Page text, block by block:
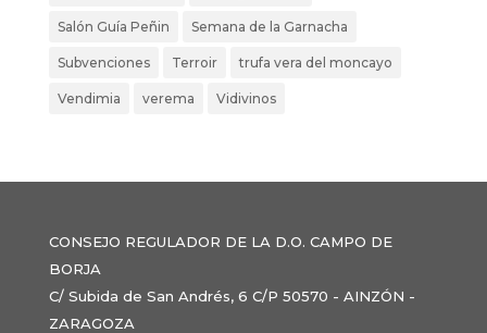
Salón Guía Peñin Semana de la Garnacha
Subvenciones Terroir trufa vera del moncayo
Vendimia verema Vidivinos
CONSEJO REGULADOR DE LA D.O. CAMPO DE
BORJA
C/ Subida de San Andrés, 6 C/P 50570 - AINZÓN -
ZARAGOZA